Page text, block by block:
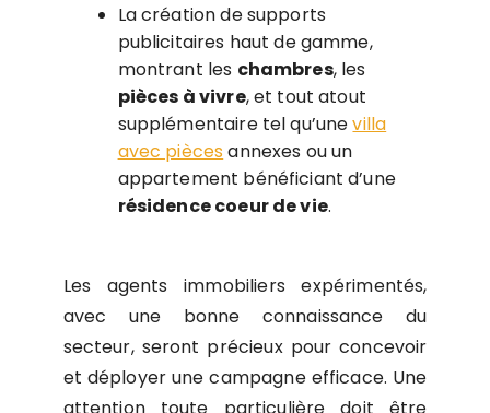
La création de supports
publicitaires haut de gamme,
montrant les chambres, les
pièces à vivre, et tout atout
supplémentaire tel qu’unevilla
avec pièces annexes ou un
appartement bénéficiant d’une
résidence coeur de vie.
Les agents immobiliers expérimentés,
avec une bonne connaissance du
secteur, seront précieux pour concevoir
et déployer une campagne efficace. Une
attention toute particulière doit être